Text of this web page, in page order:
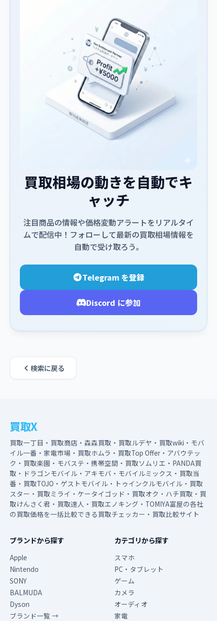
買取相場の動きを自動でキ
ャッチ
注目商品の情報や価格変動アラートをリアルタイ
ムで配信中！フォローして最新の買取相場情報を
自動で受け取ろう。
Telegram を登録
Discord に参加
検索に戻る
買取X
買取一丁目・買取商店・森森買取・買取ルデヤ・買取wiki・モバ
イル一番・家電市場・買取ホムラ・買取Top Offer・アバウテッ
ク・買取楽園・モバステ・携帯空間・買取ソムリエ・PANDA買
取・ドラゴンモバイル・アキモバ・モバイルミックス・買取当
番・買取TOJO・ゲストモバイル・トゥインクルモバイル・買取
スター・買取ミライ・ケータイゴッド・買取オク・ハチ買取・買
取けんさく君・買取達人・買取エノキング・TOMIYA富屋の各社
の買取価格を一括比較できる買取チェッカー・買取比較サイト
ブランドから探す
Apple
Nintendo
SONY
BALMUDA
Dyson
ブランド一覧 →
カテゴリから探す
スマホ
PC・タブレット
ゲーム
カメラ
オーディオ
家電